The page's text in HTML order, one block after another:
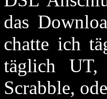
das
chatte ich
täglich
Scrabble,